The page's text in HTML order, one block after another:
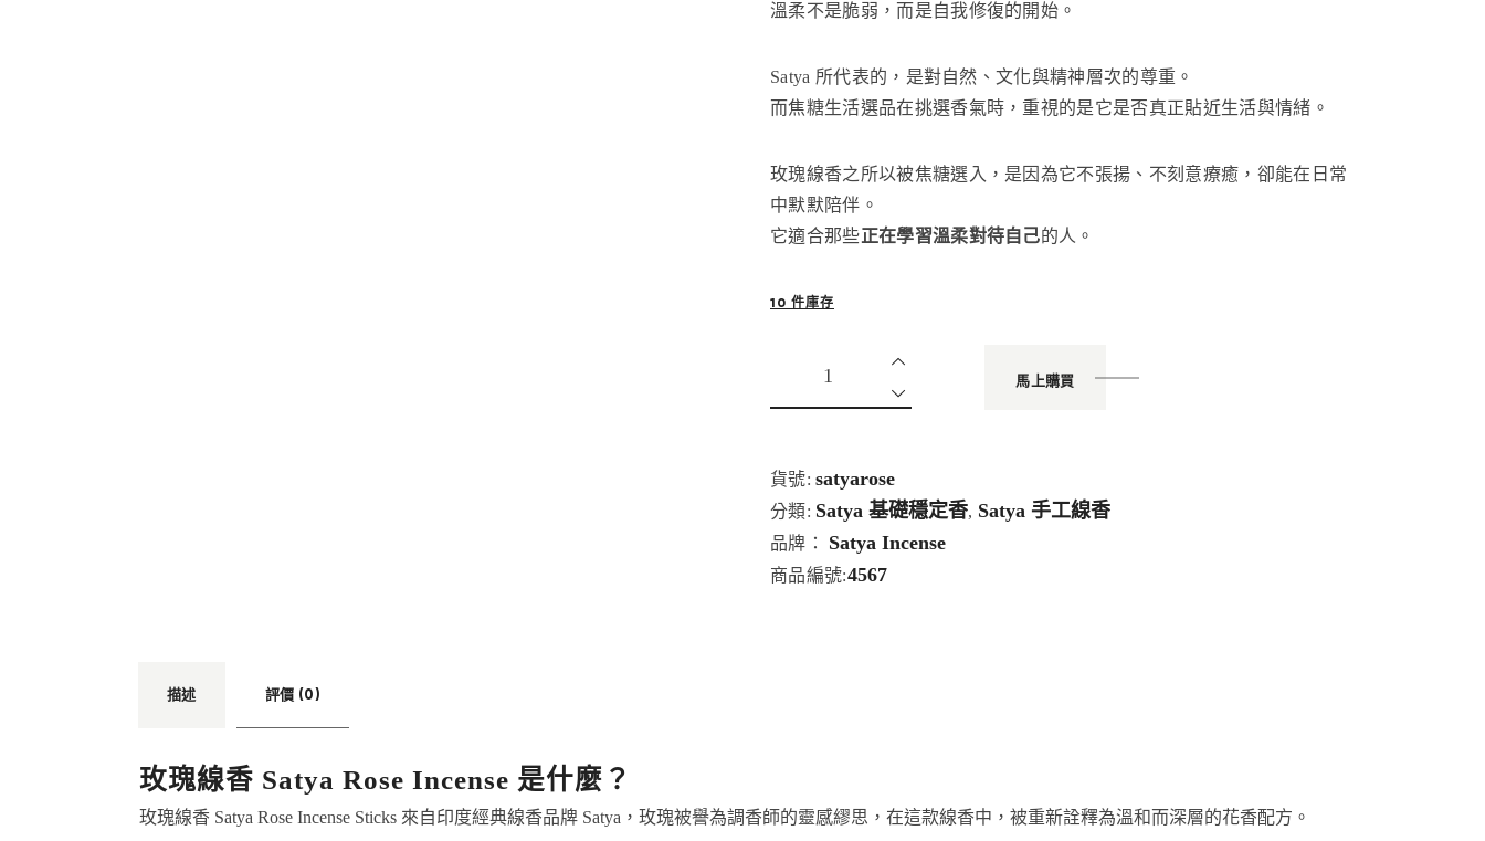
溫柔不是脆弱，而是自我修復的開始。
Satya 所代表的，是對自然、文化與精神層次的尊重。
而焦糖生活選品在挑選香氣時，重視的是它是否真正貼近生活與情緒。
玫瑰線香之所以被焦糖選入，是因為它不張揚、不刻意療癒，卻能在日常
中默默陪伴。
它適合那些正在學習溫柔對待自己的人。
10 件庫存
馬上購買
貨號:satyarose
分類: Satya 基礎穩定香, Satya 手工線香
品牌： Satya Incense
商品編號:4567
描述 評價 (0)
玫瑰線香 Satya Rose Incense 是什麼？
玫瑰線香 Satya Rose Incense Sticks 來自印度經典線香品牌 Satya，玫瑰被譽為調香師的靈感繆思，在這款線香中，被重新詮釋為溫和而深層的花香配方。